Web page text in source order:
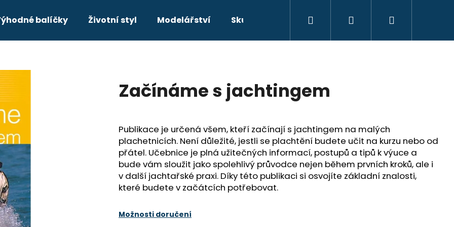
balíčky Životní styl Modelářství Skutečné příběhy Beletrie Doprava a
Přihlášení
Začínáme s jachtingem
Publikace je určená všem, kteří začínají s jachtingem na malých
plachetnicích. Není důležité, jestli se plachtění budete učit na kurzu nebo od
přátel. Učebnice je plná užitečných informací, postupů a tipů k výuce a
bude vám sloužit jako spolehlivý průvodce nejen během prvních kroků, ale i
v další jachtařské praxi. Díky této publikaci si osvojíte základní znalosti,
které budete v začátcích potřebovat.
Možnosti doručení
HLEDAT
KOMPLETNÍ PRŮVODCE PRO
211 Kč
DAY SKIPPER
349 Kč